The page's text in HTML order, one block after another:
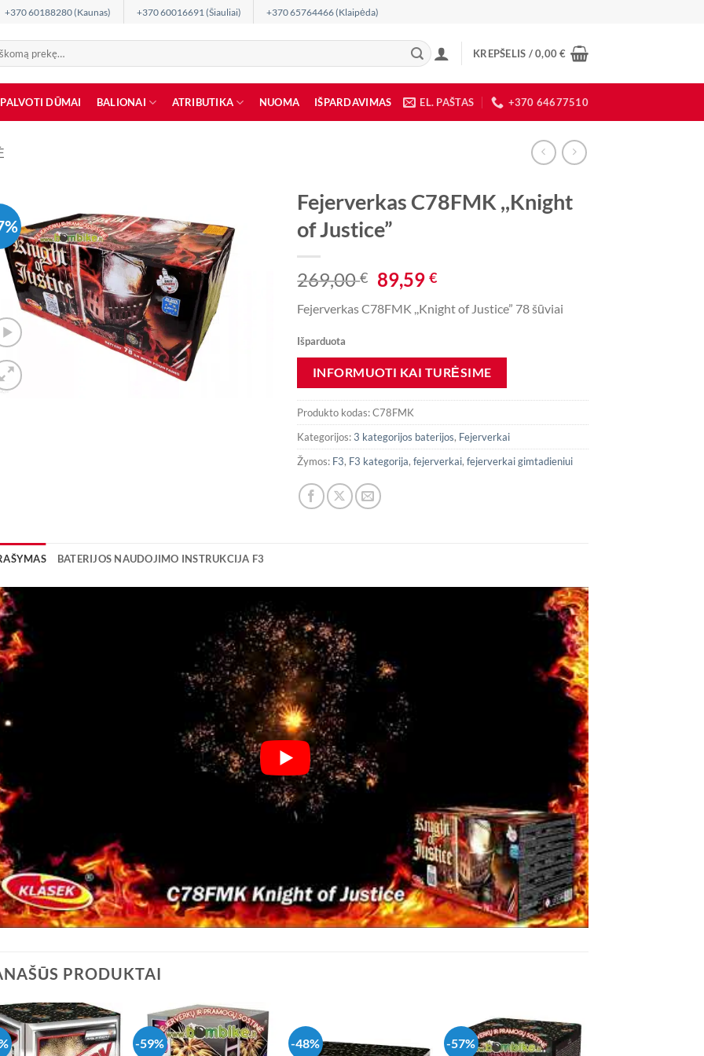
+370 60188280 (Kaunas) +370 60016691 (Šiauliai) +370 65764466 (Klaipėda)
KREPŠELIS /0,00€
DŪMAI BALIONAI ATRIBUTIKA NUOMA IŠPARDAVIMAS EL. PAŠTAS +370 64677510
Fejerverkas C78FMK ,,Knight
of Justice”
269,00€ Original
price
was:
89,59€Current
is:
Fejerverkas C78FMK ,,Knight of Justice” 78 šūviai
Išparduota
Produkto kodas:C78FMK
Kategorijos:3 kategorijos baterijos, Fejerverkai
Žymos: F3, F3 kategorija,fejerverkai,fejerverkai gimtadieniui
BATERIJOS NAUDOJIMO INSTRUKCIJA F3
PRODUKTAI
-59% -48% -57%